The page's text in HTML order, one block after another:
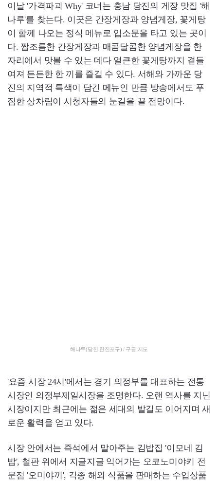
이날 '가격파괴 Why' 코너는 충남 당진의 게장 맛집 '해
나루'를 찾는다. 이곳은 간장게장과 양념게장, 꽃게탕
이 함께 나오는 정식 메뉴로 입소문을 타고 있는 곳이
다. 짭조름한 간장게장과 매콤달콤한 양념게장을 한
자리에서 맛볼 수 있는 데다 얼큰한 꽃게탕까지 곁들
여져 든든한 한 끼를 즐길 수 있다. 서해와 가까운 당
진의 지역적 특색이 담긴 메뉴인 만큼 방송에서도 푸
짐한 상차림이 시청자들의 눈길을 끌 전망이다.
해나루(당진 한진포구) / 구글 지도
'요즘 시장 24시'에서는 경기 의정부를 대표하는 전통
시장인 의정부제일시장을 조명한다. 오랜 역사를 지닌
시장이지만 최근에는 젊은 세대의 발길도 이어지며 새
로운 활력을 얻고 있다.
시장 안에서는 즉석에서 말아주는 김밥집 '이모네 김
밥', 철판 위에서 지글지글 익어가는 오코노미야키 전
문점 '오미야끼', 각종 해외 식품을 판매하는 수입상품